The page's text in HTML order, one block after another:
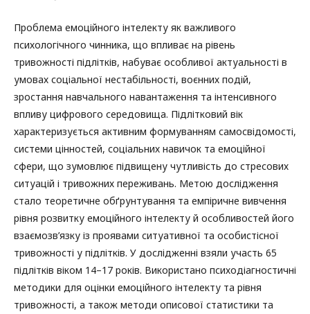
Проблема емоційного інтелекту як важливого
психологічного чинника, що впливає на рівень
тривожності підлітків, набуває особливої актуальності в
умовах соціальної нестабільності, воєнних подій,
зростання навчального навантаження та інтенсивного
впливу цифрового середовища. Підлітковий вік
характеризується активним формуванням самосвідомості,
системи цінностей, соціальних навичок та емоційної
сфери, що зумовлює підвищену чутливість до стресових
ситуацій і тривожних переживань. Метою дослідження
стало теоретичне обґрунтування та емпіричне вивчення
рівня розвитку емоційного інтелекту й особливостей його
взаємозв’язку із проявами ситуативної та особистісної
тривожності у підлітків. У дослідженні взяли участь 65
підлітків віком 14–17 років. Використано психодіагностичні
методики для оцінки емоційного інтелекту та рівня
тривожності, а також методи описової статистики та